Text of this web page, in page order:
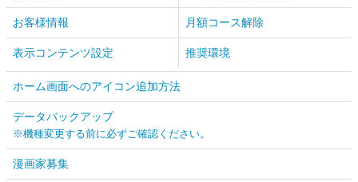
お客様情報 月額コース解除
表示コンテンツ設定 推奨環境
ホーム画面へのアイコン追加方法
データバックアップ
※機種変更する前に必ずご確認ください。
漫画家募集